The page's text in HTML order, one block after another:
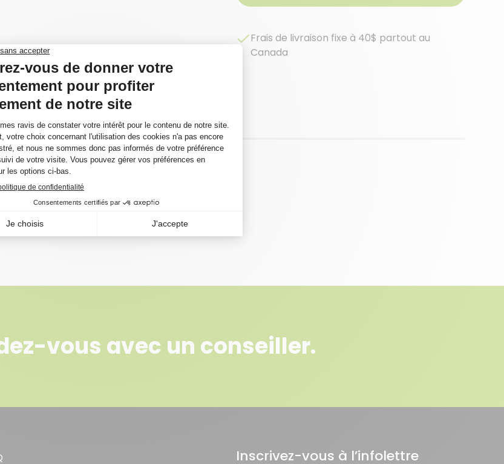
Frais de livraison fixe à 40$ partout au
Canada
modifié aux polymères
des installations de lits de
d’un additif au latex, il
en couche épaisse d’une
vous avec un conseiller.
Inscrivez-vous à l’infolettre